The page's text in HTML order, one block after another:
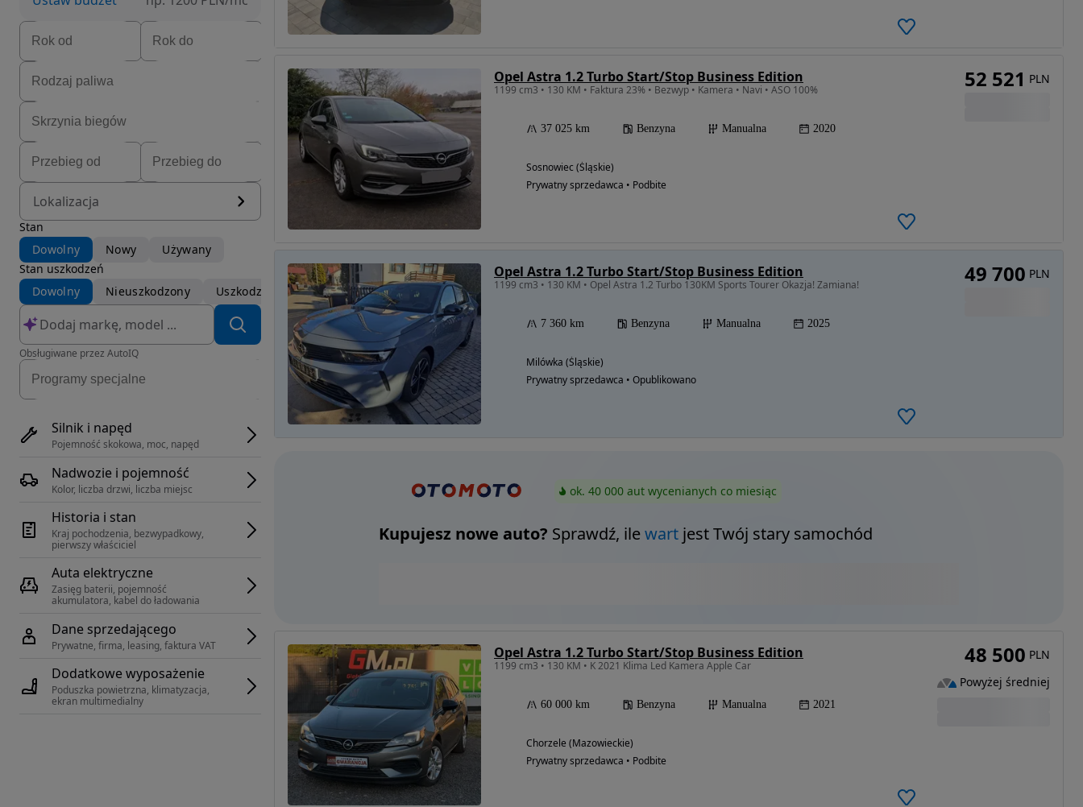
Lokalizacja
Stan
Dowolny
Nowy
Używany
Stan uszkodzeń
Dowolny
Nieuszkodzony Uszkodzony
Obsługiwane przez AutoIQ
Silnik i napęd
Pojemność skokowa, moc, napęd
Nadwozie i pojemność
Kolor, liczba drzwi, liczba miejsc
Historia i stan
Kraj pochodzenia, bezwypadkowy,
pierwszy właściciel
Auta elektryczne
Zasięg baterii, pojemność
akumulatora, kabel do ładowania
Dane sprzedającego
Prywatne, firma, leasing, faktura VAT
Dodatkowe wyposażenie
Poduszka powietrzna, klimatyzacja,
ekran multimedialny
Opel Astra 1.2 Turbo Start/Stop Business Edition
1199 cm3 • 130 KM • Faktura 23% • Bezwyp • Kamera • Navi • ASO 100%
37 025 km Benzyna Manualna 2020
Sosnowiec (Śląskie)
Prywatny sprzedawca • Podbite
52 521 PLN
Opel Astra 1.2 Turbo Start/Stop Business Edition
1199 cm3 • 130 KM • Opel Astra 1.2 Turbo 130KM Sports Tourer Okazja! Zamiana!
7 360 km Benzyna Manualna 2025
Milówka (Śląskie)
Prywatny sprzedawca • Opublikowano
49 700 PLN
ok. 40 000 aut wycenianych co miesiąc
Kupujesz nowe auto? Sprawdź, ilewartjest Twój stary samochód
Opel Astra 1.2 Turbo Start/Stop Business Edition
1199 cm3 • 130 KM • K 2021 Klima Led Kamera Apple Car
60 000 km Benzyna Manualna 2021
Chorzele (Mazowieckie)
Prywatny sprzedawca • Podbite
48 500 PLN
Powyżej średniej